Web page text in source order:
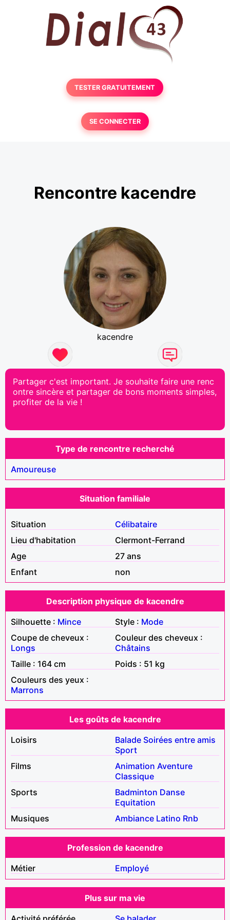
TESTER GRATUITEMENT
SE CONNECTER
Rencontre kacendre
kacendre
Partager c'est important. Je souhaite faire une renc
ontre sincère et partager de bons moments simples,
profiter de la vie !
Type de rencontre recherché
Amoureuse
Situation familiale
Situation
Célibataire
Lieu d'habitation
Clermont-Ferrand
Age
27 ans
Enfant
non
Description physique de kacendre
Silhouette : Mince Style : Mode
Coupe de cheveux :
Longs
Couleur des cheveux :
Châtains
Taille : 164 cm
Poids : 51 kg
Couleurs des yeux :
Marrons
Les goûts de kacendre
Loisirs
Balade Soirées entre amis
Sport
Films
Animation Aventure
Classique
Sports
Badminton Danse
Equitation
Musiques
Ambiance Latino Rnb
Profession de kacendre
Métier
Employé
Plus sur ma vie